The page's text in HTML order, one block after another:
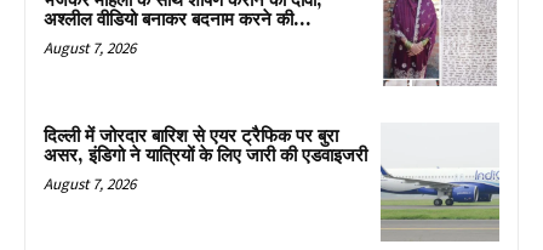
अश्लील वीडियो बनाकर बदनाम करने की...
August 7, 2026
दिल्ली में जोरदार बारिश से एयर ट्रैफिक पर बुरा
असर, इंडिगो ने यात्रियों के लिए जारी की एडवाइजरी
August 7, 2026